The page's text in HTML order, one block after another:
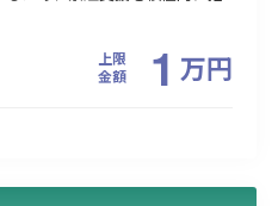
上限
金額
1 万円